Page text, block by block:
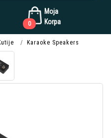
Moja
Korpa
0
Karaoke Speakers